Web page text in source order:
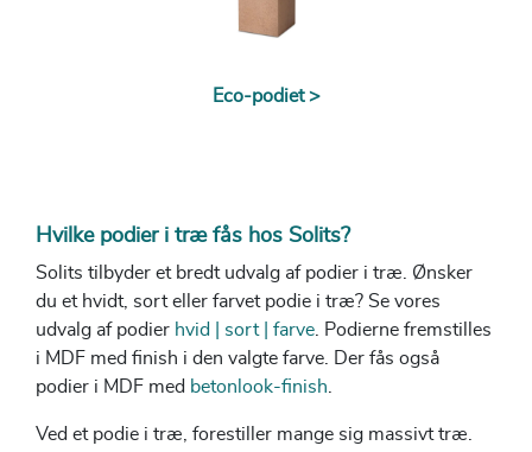
Eco-podiet >
Hvilke podier i træ fås hos Solits?
Solits tilbyder et bredt udvalg af podier i træ. Ønsker
du et hvidt, sort eller farvet podie i træ? Se vores
udvalg af podier hvid | sort | farve . Podierne fremstilles
i MDF med finish i den valgte farve. Der fås også
podier i MDF med betonlook-finish
Ved et podie i træ, forestiller mange sig massivt træ.